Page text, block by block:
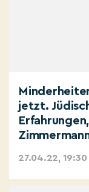
jetzt.
27.04.22, 19:30